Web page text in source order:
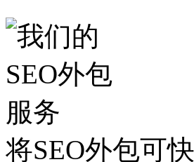
将SEO外包可